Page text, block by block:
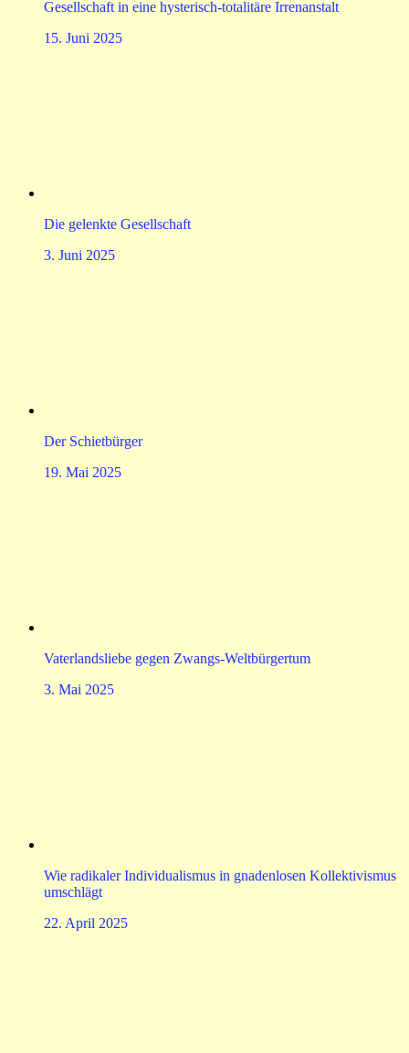
Gesellschaft in eine hysterisch-totalitäre Irrenanstalt
15. Juni 2025
Die gelenkte Gesellschaft
3. Juni 2025
Der Schietbürger
19. Mai 2025
Vaterlandsliebe gegen Zwangs-Weltbürgertum
3. Mai 2025
Wie radikaler Individualismus in gnadenlosen Kollektivismus
umschlägt
22. April 2025